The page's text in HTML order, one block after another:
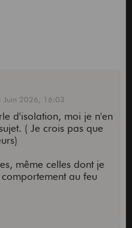
Juin 2026, 16:03
d'isolation, moi je n'en
( Je crois pas que
même celles dont je
au feu